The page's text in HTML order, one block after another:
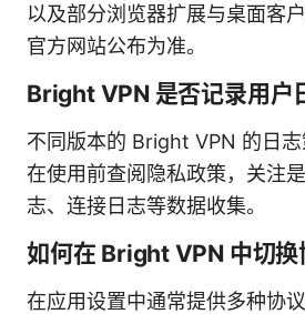
以及部分浏览器扩展与桌面客
官方网站公布为准。
Bright VPN 是否记录用户
不同版本的 Bright VPN 的日
在使用前查阅隐私政策，关注
志、连接日志等数据收集。
如何在 Bright VPN 中切换
在应用设置中通常提供多种协